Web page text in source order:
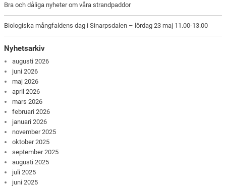
Bra och dåliga nyheter om våra strandpaddor
Biologiska mångfaldens dag i Sinarpsdalen – lördag 23 maj 11.00-13.00
Nyhetsarkiv
augusti 2026
juni 2026
maj 2026
april 2026
mars 2026
februari 2026
januari 2026
november 2025
oktober 2025
september 2025
augusti 2025
juli 2025
juni 2025